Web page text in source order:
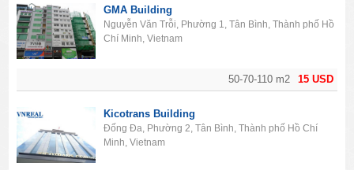
15 USD
50-70-110 m2
GMA Building
Nguyễn Văn Trỗi, Phường 1, Tân Bình, Thành phố Hồ
Chí Minh, Vietnam
Kicotrans Building
Đống Đa, Phường 2, Tân Bình, Thành phố Hồ Chí
Minh, Vietnam